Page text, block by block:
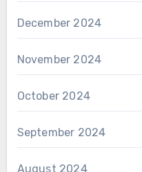
December 2024
November 2024
October 2024
September 2024
August 2024